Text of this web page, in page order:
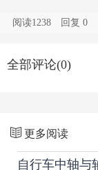
阅读1238 回复0
全部评论(0)
更多阅读
自行车中轴与